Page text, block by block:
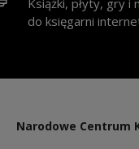
Książki, płyty, gry i
do księgarni
Narodowe Centrum